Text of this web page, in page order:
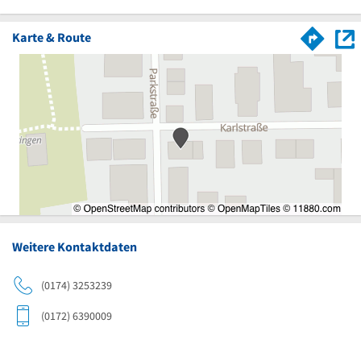
Karte & Route
Weitere Kontaktdaten
(0174) 3253239
(0172) 6390009